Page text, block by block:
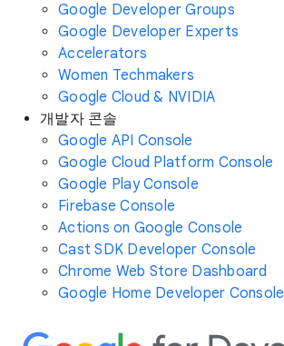
Google Developer Groups
Google Developer Experts
Accelerators
Women Techmakers
Google Cloud & NVIDIA
개발자 콘솔
Google API Console
Google Cloud Platform Console
Google Play Console
Firebase Console
Actions on Google Console
Cast SDK Developer Console
Chrome Web Store Dashboard
Google Home Developer Console